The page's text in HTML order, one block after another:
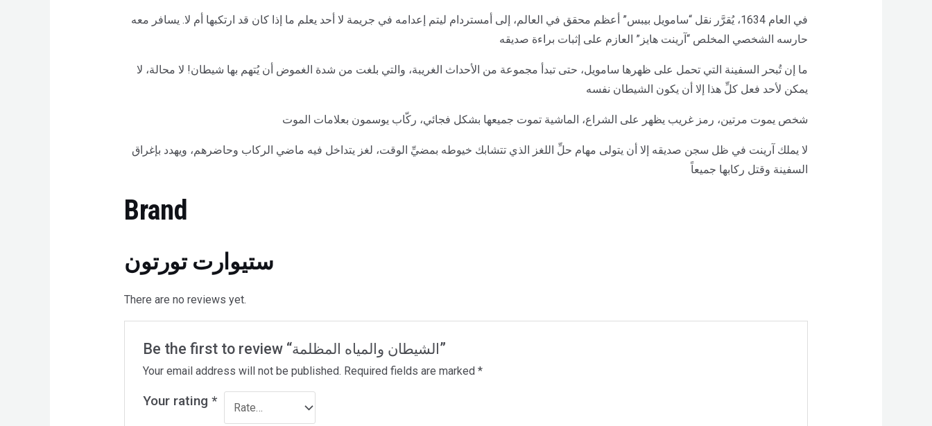
في العام 1634، يُقرَّر نقل “سامويل بيبس” أعظم محقق في العالم، إلى أمستردام ليتم إعدامه في جريمة لا أحد يعلم ما إذا كان قد ارتكبها أم لا. يسافر معه
حارسه الشخصي المخلص “آرينت هايز” العازم على إثبات براءة صديقه
ما إن تُبحر السفينة التي تحمل على ظهرها سامويل، حتى تبدأ مجموعة من الأحداث الغريبة، والتي بلغت من شدة الغموض أن يُتهم بها شيطان! لا محالة، لا
يمكن لأحد فعل كلِّ هذا إلا أن يكون الشيطان نفسه
شخص يموت مرتين، رمز غريب يظهر على الشراع، الماشية تموت جميعها بشكل فجائي، ركّاب يوسمون بعلامات الموت
لا يملك آرينت في ظل سجن صديقه إلا أن يتولى مهام حلِّ اللغز الذي تتشابك خيوطه بمضيِّ الوقت، لغز يتداخل فيه ماضي الركاب وحاضرهم، ويهدد بإغراق
السفينة وقتل ركابها جميعاً
Brand
ستيوارت تورتون
There are no reviews yet.
Be the first to review “الشيطان والمياه المظلمة”
Your email address will not be published. Required fields are marked*
Your rating*